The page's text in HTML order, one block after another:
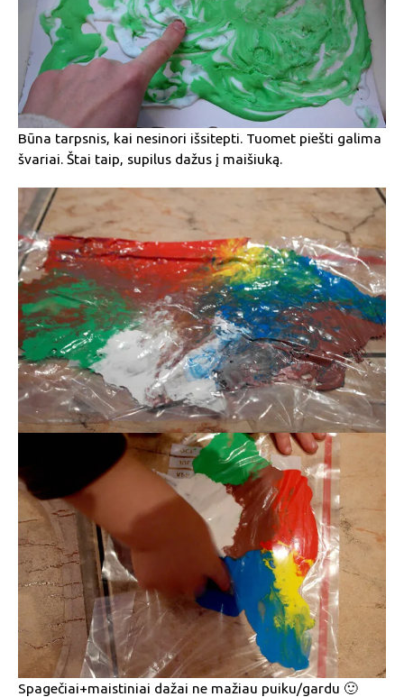
Būna tarpsnis, kai nesinori išsitepti. Tuomet piešti galima
švariai. Štai taip, supilus dažus į maišiuką.
Spagečiai+maistiniai dažai ne mažiau puiku/gardu 🙂